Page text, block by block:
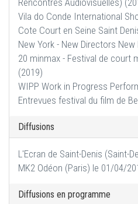
Rencontres Audiovisuelles)
Vila do Conde International
Cote Court en Seine Saint
New York - New Directors New
20 minmax - Festival de court
(2019)
WIPP Work in Progress
Entrevues festival du film de
Diffusions
L'Ecran de Saint-Denis (Saint-
MK2 Odéon (Paris) le 01/04/
Diffusions en programme